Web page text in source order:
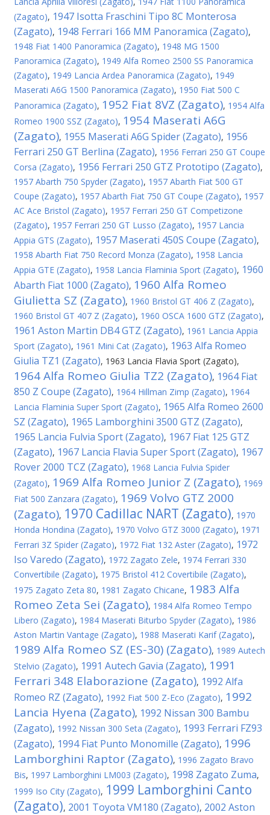
(Zagato), 1947 Isotta Fraschini Tipo 8C Monterosa
(Zagato), 1948 Ferrari 166 MM Panoramica (Zagato),
1948 Fiat 1400 Panoramica (Zagato), 1948 MG 1500
Panoramica (Zagato), 1949 Alfa Romeo 2500 SS Panoramica
(Zagato), 1949 Lancia Ardea Panoramica (Zagato), 1949
Maserati A6G 1500 Panoramica (Zagato), 1950 Fiat 500 C
Panoramica (Zagato), 1952 Fiat 8VZ (Zagato), 1954 Alfa
Romeo 1900 SSZ (Zagato), 1954 Maserati A6G
(Zagato), 1955 Maserati A6G Spider (Zagato), 1956
Ferrari 250 GT Berlina (Zagato), 1956 Ferrari 250 GT Coupe
Corsa (Zagato), 1956 Ferrari 250 GTZ Prototipo (Zagato),
1957 Abarth 750 Spyder (Zagato), 1957 Abarth Fiat 500 GT
Coupe (Zagato), 1957 Abarth Fiat 750 GT Coupe (Zagato), 1957
AC Ace Bristol (Zagato), 1957 Ferrari 250 GT Competizone
(Zagato), 1957 Ferrari 250 GT Lusso (Zagato), 1957 Lancia
Appia GTS (Zagato), 1957 Maserati 450S Coupe (Zagato),
1958 Abarth Fiat 750 Record Monza (Zagato), 1958 Lancia
Appia GTE (Zagato), 1958 Lancia Flaminia Sport (Zagato), 1960
Abarth Fiat 1000 (Zagato), 1960 Alfa Romeo
Giulietta SZ (Zagato), 1960 Bristol GT 406 Z (Zagato),
1960 Bristol GT 407 Z (Zagato), 1960 OSCA 1600 GTZ (Zagato),
1961 Aston Martin DB4 GTZ (Zagato), 1961 Lancia Appia
Sport (Zagato), 1961 Mini Cat (Zagato), 1963 Alfa Romeo
Giulia TZ1 (Zagato), 1963 Lancia Flavia Sport (Zagato),
1964 Alfa Romeo Giulia TZ2 (Zagato), 1964 Fiat
850 Z Coupe (Zagato), 1964 Hillman Zimp (Zagato), 1964
Lancia Flaminia Super Sport (Zagato), 1965 Alfa Romeo 2600
SZ (Zagato), 1965 Lamborghini 3500 GTZ (Zagato),
1965 Lancia Fulvia Sport (Zagato), 1967 Fiat 125 GTZ
(Zagato), 1967 Lancia Flavia Super Sport (Zagato), 1967
Rover 2000 TCZ (Zagato), 1968 Lancia Fulvia Spider
(Zagato), 1969 Alfa Romeo Junior Z (Zagato), 1969
Fiat 500 Zanzara (Zagato), 1969 Volvo GTZ 2000
(Zagato), 1970 Cadillac NART (Zagato), 1970
Honda Hondina (Zagato), 1970 Volvo GTZ 3000 (Zagato), 1971
Ferrari 3Z Spider (Zagato), 1972 Fiat 132 Aster (Zagato), 1972
Iso Varedo (Zagato), 1972 Zagato Zele, 1974 Ferrari 330
Convertibile (Zagato), 1975 Bristol 412 Covertibile (Zagato),
1975 Zagato Zeta 80, 1981 Zagato Chicane, 1983 Alfa
Romeo Zeta Sei (Zagato), 1984 Alfa Romeo Tempo
Libero (Zagato), 1984 Maserati Biturbo Spyder (Zagato), 1986
Aston Martin Vantage (Zagato), 1988 Maserati Karif (Zagato),
1989 Alfa Romeo SZ (ES-30) (Zagato), 1989 Autech
Stelvio (Zagato), 1991 Autech Gavia (Zagato), 1991
Ferrari 348 Elaborazione (Zagato), 1992 Alfa
Romeo RZ (Zagato), 1992 Fiat 500 Z-Eco (Zagato), 1992
Lancia Hyena (Zagato), 1992 Nissan 300 Bambu
(Zagato), 1992 Nissan 300 Seta (Zagato), 1993 Ferrari FZ93
(Zagato), 1994 Fiat Punto Monomille (Zagato), 1996
Lamborghini Raptor (Zagato), 1996 Zagato Bravo
Bis, 1997 Lamborghini LM003 (Zagato), 1998 Zagato Zuma,
1999 Iso City (Zagato), 1999 Lamborghini Canto
(Zagato), 2001 Toyota VM180 (Zagato), 2002 Aston